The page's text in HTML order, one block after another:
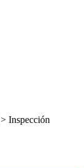
Inspección